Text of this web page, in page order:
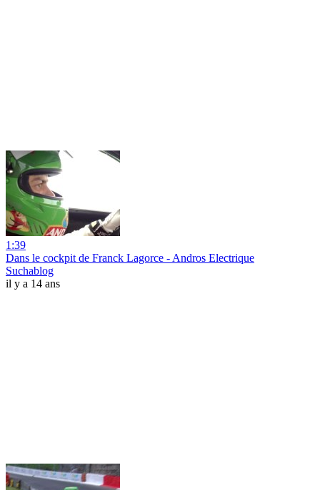
1:39
Dans le cockpit de Franck Lagorce - Andros Electrique
Suchablog
il y a 14 ans